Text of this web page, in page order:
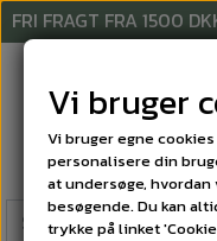
FRI FRAGT FRA 1500
Vi bruger
Vi bruger egne
personalisere din
at undersøge,
besøgende. Du kan
trykke på linket